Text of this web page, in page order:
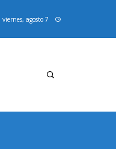
viernes, agosto 7